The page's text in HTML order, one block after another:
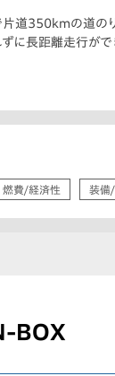
道350kmの道の
に長距離走行がで
燃費/経済性 装備/
BOX